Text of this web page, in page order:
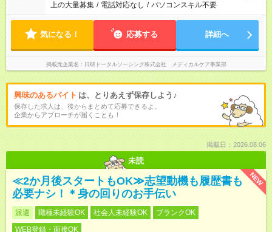
上の大量募集 / 電話対応なし / パソコンスキル不要
気になる！ 応募する 詳細へ
掲載元企業名 日研トータルソーシング株式会社 メディカルケア事業部
興味のあるバイト は、とりあえず保存しよう♪
保存した求人は、後からまとめて応募できるよ。
企業からアプローチが届くことも！
掲載日：2026.08.06
未読
NEW
≪2か月後スタートもOK≫志望動機も履歴書も
必要ナシ！＊身の回りのお手伝い
派遣 職種未経験OK 社会人未経験OK
ブランクOK
WEB登録・面接OK